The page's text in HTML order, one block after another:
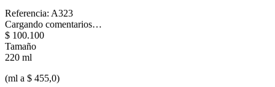
Referencia: A323
Cargando comentarios…
$ 100.100
Tamaño
220 ml
(ml a $ 455,0)